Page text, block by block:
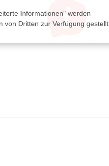
Informationen" werden
von Dritten zur Verfügung gestellt